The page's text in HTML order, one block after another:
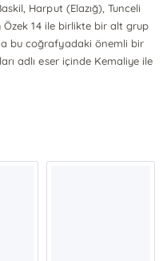
Harput (Elazığ), Tunceli
Özek 14 ile birlikte bir alt grup
bu coğrafyadaki önemli bir
adlı eser içinde Kemaliye ile